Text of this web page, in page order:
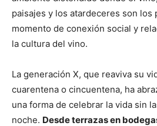
paisajes y los atardeceres son los
momento de conexión social y
la cultura del vino.
La generación X, que reaviva su
cuarentena o cincuentena, ha
una forma de celebrar la vida sin
noche. Desde terrazas en